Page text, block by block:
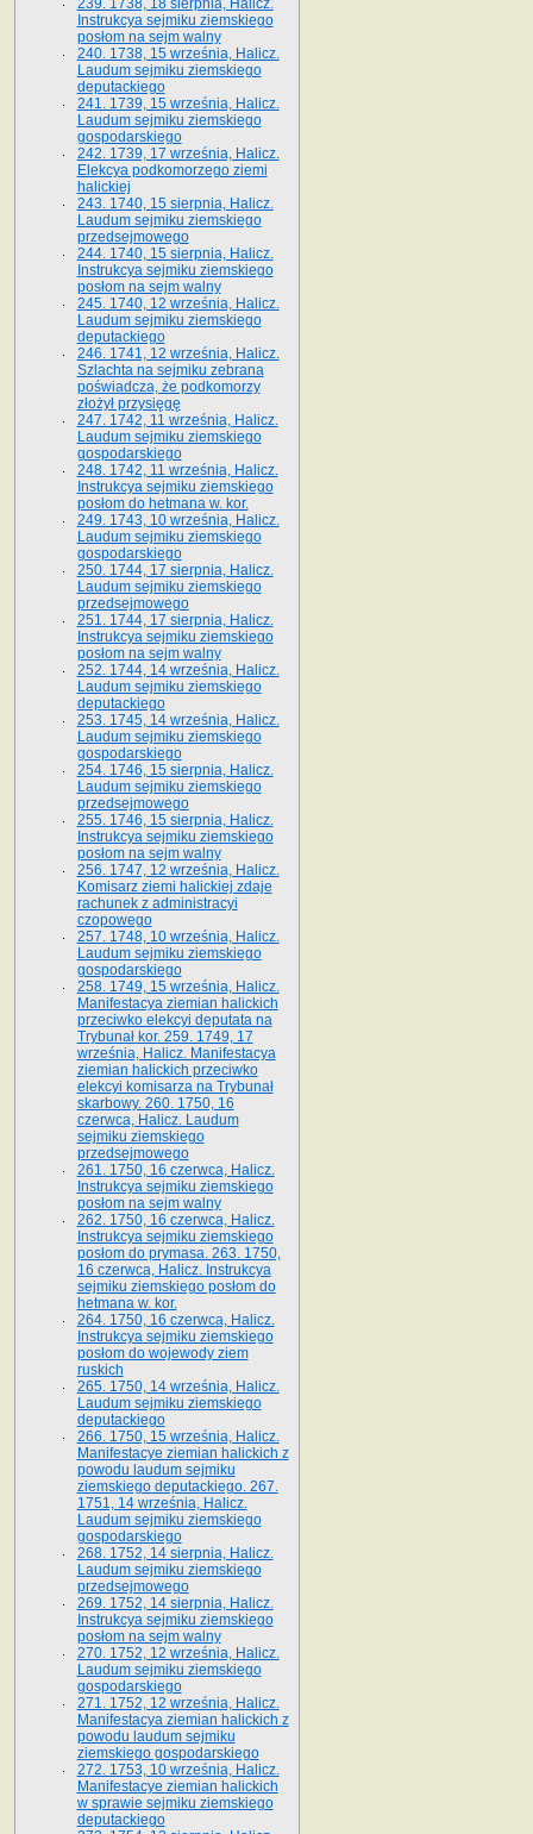
239. 1738, 18 sierpnia, Halicz.
Instrukcya sejmiku ziemskiego
posłom na sejm walny
240. 1738, 15 września, Halicz.
Laudum sejmiku ziemskiego
deputackiego
241. 1739, 15 września, Halicz.
Laudum sejmiku ziemskiego
gospodarskiego
242. 1739, 17 września, Halicz.
Elekcya podkomorzego ziemi
halickiej
243. 1740, 15 sierpnia, Halicz.
Laudum sejmiku ziemskiego
przedsejmowego
244. 1740, 15 sierpnia, Halicz.
Instrukcya sejmiku ziemskiego
posłom na sejm walny
245. 1740, 12 września, Halicz.
Laudum sejmiku ziemskiego
deputackiego
246. 1741, 12 września, Halicz.
Szlachta na sejmiku zebrana
poświadcza, że podkomorzy
złożył przysięgę
247. 1742, 11 września, Halicz.
Laudum sejmiku ziemskiego
gospodarskiego
248. 1742, 11 września, Halicz.
Instrukcya sejmiku ziemskiego
posłom do hetmana w. kor.
249. 1743, 10 września, Halicz.
Laudum sejmiku ziemskiego
gospodarskiego
250. 1744, 17 sierpnia, Halicz.
Laudum sejmiku ziemskiego
przedsejmowego
251. 1744, 17 sierpnia, Halicz.
Instrukcya sejmiku ziemskiego
posłom na sejm walny
252. 1744, 14 września, Halicz.
Laudum sejmiku ziemskiego
deputackiego
253. 1745, 14 września, Halicz.
Laudum sejmiku ziemskiego
gospodarskiego
254. 1746, 15 sierpnia, Halicz.
Laudum sejmiku ziemskiego
przedsejmowego
255. 1746, 15 sierpnia, Halicz.
Instrukcya sejmiku ziemskiego
posłom na sejm walny
256. 1747, 12 września, Halicz.
Komisarz ziemi halickiej zdaje
rachunek z administracyi
czopowego
257. 1748, 10 września, Halicz.
Laudum sejmiku ziemskiego
gospodarskiego
258. 1749, 15 września, Halicz.
Manifestacya ziemian halickich
przeciwko elekcyi deputata na
Trybunał kor. 259. 1749, 17
września, Halicz. Manifestacya
ziemian halickich przeciwko
elekcyi komisarza na Trybunał
skarbowy. 260. 1750, 16
czerwca, Halicz. Laudum
sejmiku ziemskiego
przedsejmowego
261. 1750, 16 czerwca, Halicz.
Instrukcya sejmiku ziemskiego
posłom na sejm walny
262. 1750, 16 czerwca, Halicz.
Instrukcya sejmiku ziemskiego
posłom do prymasa. 263. 1750,
16 czerwca, Halicz. Instrukcya
sejmiku ziemskiego posłom do
hetmana w. kor.
264. 1750, 16 czerwca, Halicz.
Instrukcya sejmiku ziemskiego
posłom do wojewody ziem
ruskich
265. 1750, 14 września, Halicz.
Laudum sejmiku ziemskiego
deputackiego
266. 1750, 15 września, Halicz.
Manifestacye ziemian halickich z
powodu laudum sejmiku
ziemskiego deputackiego. 267.
1751, 14 września, Halicz.
Laudum sejmiku ziemskiego
gospodarskiego
268. 1752, 14 sierpnia, Halicz.
Laudum sejmiku ziemskiego
przedsejmowego
269. 1752, 14 sierpnia, Halicz.
Instrukcya sejmiku ziemskiego
posłom na sejm walny
270. 1752, 12 września, Halicz.
Laudum sejmiku ziemskiego
gospodarskiego
271. 1752, 12 września, Halicz.
Manifestacya ziemian halickich z
powodu laudum sejmiku
ziemskiego gospodarskiego
272. 1753, 10 września, Halicz.
Manifestacye ziemian halickich
w sprawie sejmiku ziemskiego
deputackiego